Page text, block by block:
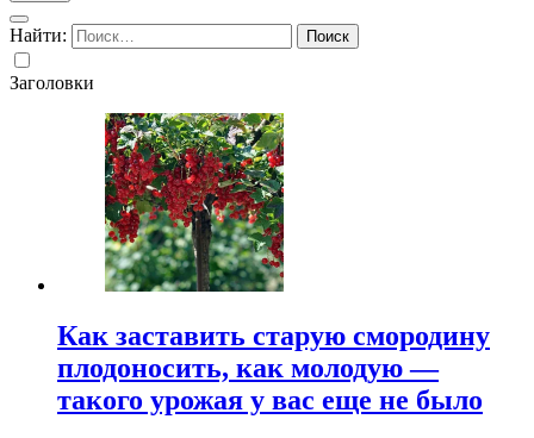
Найти:
Заголовки
Как заставить старую смородину
плодоносить, как молодую —
такого урожая у вас еще не было